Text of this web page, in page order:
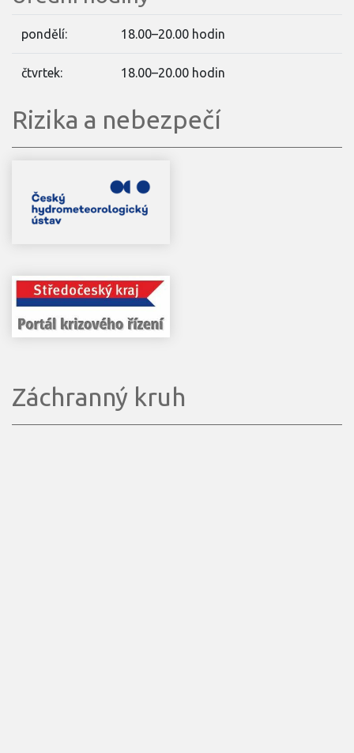
pondělí: 18.00–20.00 hodin
čtvrtek: 18.00–20.00 hodin
Rizika a nebezpečí
Záchranný kruh